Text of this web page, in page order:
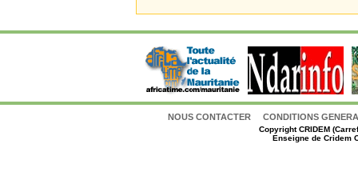
NOUS CONTACTER CONDITIONS
CopyrightCRIDEM
Enseigne de Cridem